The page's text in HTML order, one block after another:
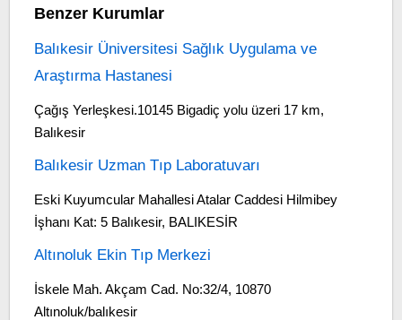
Benzer Kurumlar
Balıkesir Üniversitesi Sağlık Uygulama ve
Araştırma Hastanesi
Çağış Yerleşkesi.10145 Bigadiç yolu üzeri 17 km,
Balıkesir
Balıkesir Uzman Tıp Laboratuvarı
Eski Kuyumcular Mahallesi Atalar Caddesi Hilmibey
İşhanı Kat: 5 Balıkesir, BALIKESİR
Altınoluk Ekin Tıp Merkezi
İskele Mah. Akçam Cad. No:32/4, 10870
Altınoluk/balıkesir